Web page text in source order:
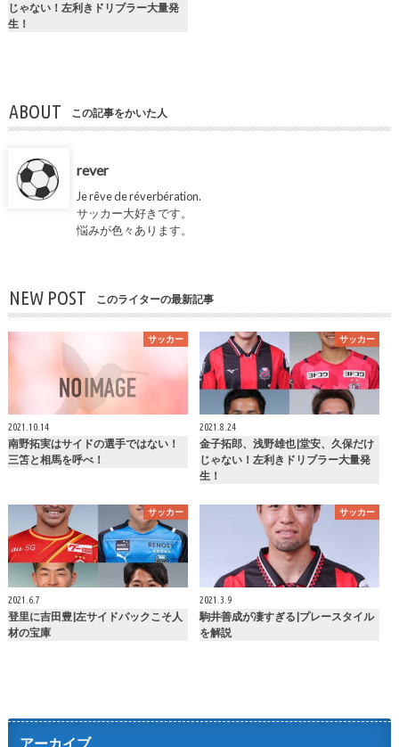
じゃない！左利きドリブラー大量発
生！
ABOUT この記事をかいた人
rever
Je rêve de réverbération.
サッカー大好きです。
悩みが色々あります。
NEW POST このライターの最新記事
サッカー
2021.10.14
南野拓実はサイドの選手ではない！
三笘と相馬を呼べ！
サッカー
2021.8.24
金子拓郎、浅野雄也|堂安、久保だけ
じゃない！左利きドリブラー大量発
生！
サッカー
2021.6.7
登里に吉田豊|左サイドバックこそ人
材の宝庫
サッカー
2021.3.9
駒井善成が凄すぎる|プレースタイル
を解説
アーカイブ